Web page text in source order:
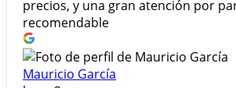
precios, y una gran atención por
recomendable
Mauricio García